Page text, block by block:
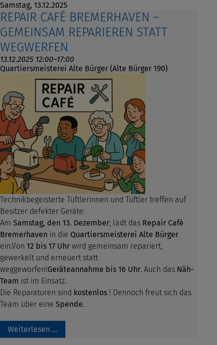
Samstag, 13.12.2025
REPAIR CAFÉ BREMERHAVEN –
GEMEINSAM REPARIEREN STATT
WEGWERFEN
13.12.2025 12:00–17:00
Quartiersmeisterei Alte Bürger (Alte Bürger 190)
Technikbegeisterte Tüftlerinnen und Tüftler treffen auf
Besitzer defekter Geräte:
Am Samstag, den 13. Dezember, lädt das Repair Café
Bremerhaven in die Quartiersmeisterei Alte Bürger
ein.Von 12 bis 17 Uhr wird gemeinsam repariert,
gewerkelt und erneuert statt
weggeworfen!Geräteannahme bis 16 Uhr. Auch das Näh-
Team ist im Einsatz.
Die Reparaturen sind kostenlos ! Dennoch freut sich das
Team über eine Spende.
Weiterlesen …